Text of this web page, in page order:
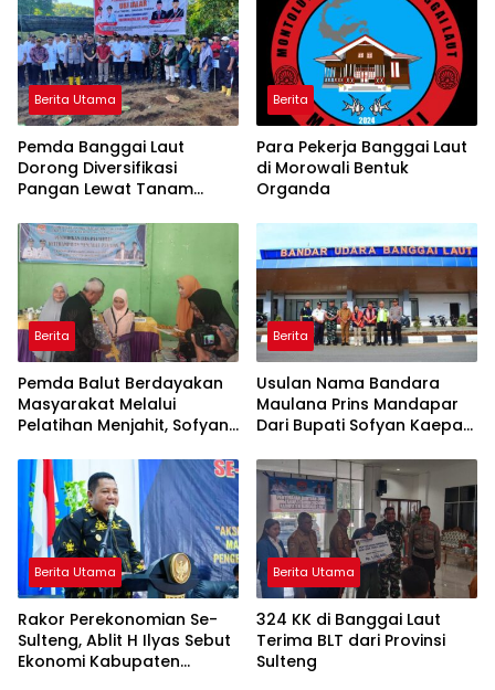
Berita Utama
Pemda Banggai Laut
Dorong Diversifikasi
Pangan Lewat Tanam
Berita
Para Pekerja Banggai Laut
di Morowali Bentuk
Organda
Berita
Pemda Balut Berdayakan
Masyarakat Melalui
Pelatihan Menjahit, Sofyan
Pembelian Mesin Jahit
Berita
Usulan Nama Bandara
Maulana Prins Mandapar
Dari Bupati Sofyan Kaepa
Berita Utama
Rakor Perekonomian Se-
Sulteng, Ablit H Ilyas Sebut
Ekonomi Kabupaten
Berita Utama
324 KK di Banggai Laut
Terima BLT dari Provinsi
Sulteng